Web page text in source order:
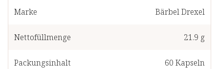
Marke Bärbel Drexel
Nettofüllmenge 21.9 g
Packungsinhalt 60 Kapseln